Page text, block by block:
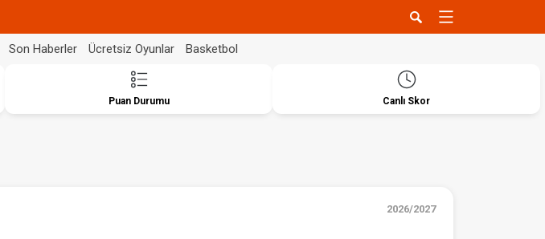
Son Haberler Ücretsiz Oyunlar Basketbol
Puan Durumu Canlı Skor
2026/2027